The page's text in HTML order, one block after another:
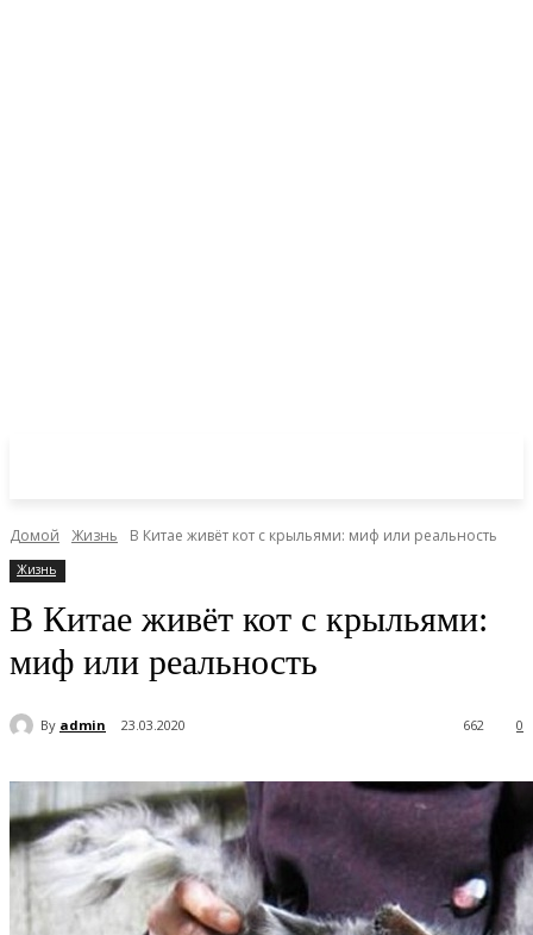
Домой Жизнь В Китае живёт кот с крыльями: миф или реальность
Жизнь
В Китае живёт кот с крыльями:
миф или реальность
By admin 23.03.2020 0
662